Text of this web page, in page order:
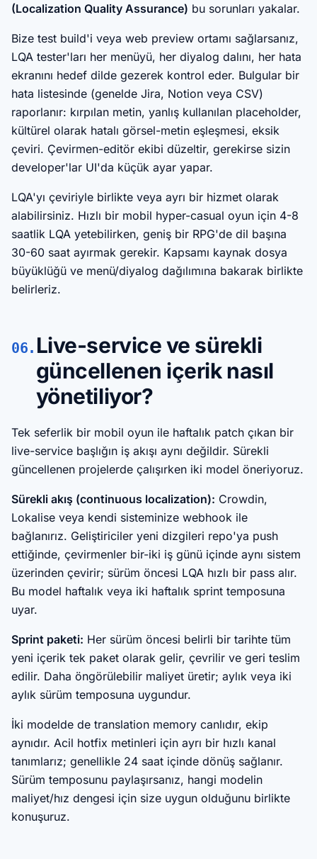
(Localization Quality Assurance) bu sorunları yakalar.
Bize test build'i veya web preview ortamı sağlarsanız,
LQA tester'ları her menüyü, her diyalog dalını, her hata
ekranını hedef dilde gezerek kontrol eder. Bulgular bir
hata listesinde (genelde Jira, Notion veya CSV)
raporlanır: kırpılan metin, yanlış kullanılan placeholder,
kültürel olarak hatalı görsel-metin eşleşmesi, eksik
çeviri. Çevirmen-editör ekibi düzeltir, gerekirse sizin
developer'lar UI'da küçük ayar yapar.
LQA'yı çeviriyle birlikte veya ayrı bir hizmet olarak
alabilirsiniz. Hızlı bir mobil hyper-casual oyun için 4-8
saatlik LQA yetebilirken, geniş bir RPG'de dil başına
30-60 saat ayırmak gerekir. Kapsamı kaynak dosya
büyüklüğü ve menü/diyalog dağılımına bakarak birlikte
belirleriz.
06. Live-service ve sürekli
güncellenen içerik nasıl
yönetiliyor?
Tek seferlik bir mobil oyun ile haftalık patch çıkan bir
live-service başlığın iş akışı aynı değildir. Sürekli
güncellenen projelerde çalışırken iki model öneriyoruz.
Sürekli akış (continuous localization): Crowdin,
Lokalise veya kendi sisteminize webhook ile
bağlanırız. Geliştiriciler yeni dizgileri repo'ya push
ettiğinde, çevirmenler bir-iki iş günü içinde aynı sistem
üzerinden çevirir; sürüm öncesi LQA hızlı bir pass alır.
Bu model haftalık veya iki haftalık sprint temposuna
uyar.
Sprint paketi: Her sürüm öncesi belirli bir tarihte tüm
yeni içerik tek paket olarak gelir, çevrilir ve geri teslim
edilir. Daha öngörülebilir maliyet üretir; aylık veya iki
aylık sürüm temposuna uygundur.
İki modelde de translation memory canlıdır, ekip
aynıdır. Acil hotfix metinleri için ayrı bir hızlı kanal
tanımlarız; genellikle 24 saat içinde dönüş sağlanır.
Sürüm temposunu paylaşırsanız, hangi modelin
maliyet/hız dengesi için size uygun olduğunu birlikte
konuşuruz.